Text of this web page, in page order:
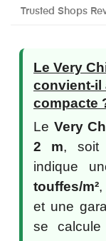
Trusted Shops
Le Very
convient-il
compacte
Le Very
2 m, soit
indique
touffes/m²
et une
se